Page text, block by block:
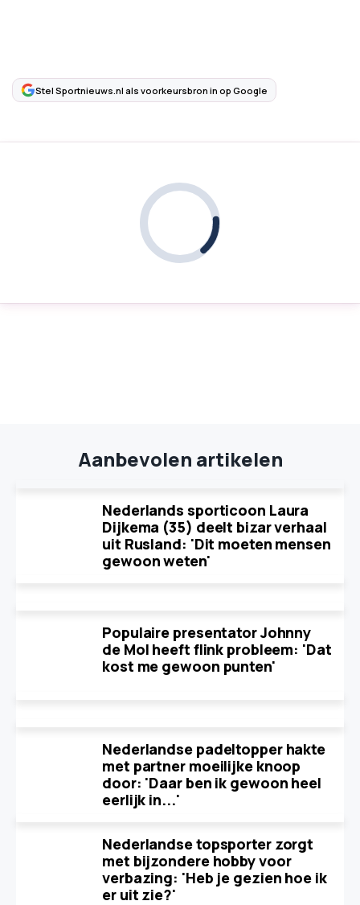
Stel Sportnieuws.nl als voorkeursbron in op Google
Aanbevolen artikelen
Nederlands sporticoon Laura
Dijkema (35) deelt bizar verhaal
uit Rusland: 'Dit moeten mensen
gewoon weten'
Populaire presentator Johnny
de Mol heeft flink probleem: 'Dat
kost me gewoon punten'
Nederlandse padeltopper hakte
met partner moeilijke knoop
door: 'Daar ben ik gewoon heel
eerlijk in...'
Nederlandse topsporter zorgt
met bijzondere hobby voor
verbazing: 'Heb je gezien hoe ik
er uit zie?'